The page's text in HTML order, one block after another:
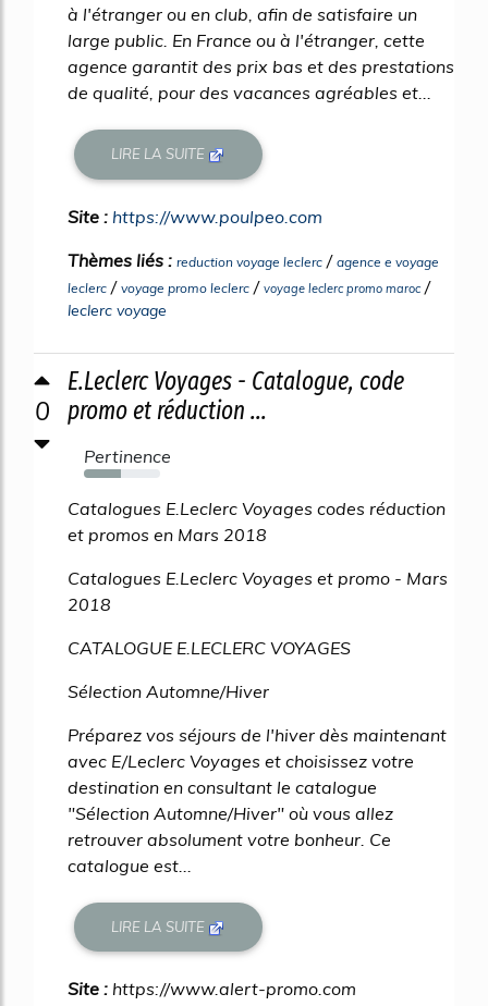
à l'étranger ou en club, afin de satisfaire un
large public. En France ou à l'étranger, cette
agence garantit des prix bas et des prestations
de qualité, pour des vacances agréables et...
LIRE LA SUITE
Site : https://www.poulpeo.com
Thèmes liés : reduction voyage leclerc / agence e voyage
leclerc / voyage promo leclerc / voyage leclerc promo maroc/
leclerc voyage
0
E.Leclerc Voyages - Catalogue, code
promo et réduction ...
Pertinence
48%
Catalogues E.Leclerc Voyages codes réduction
et promos en Mars 2018
Catalogues E.Leclerc Voyages et promo - Mars
2018
CATALOGUE E.LECLERC VOYAGES
Sélection Automne/Hiver
Préparez vos séjours de l'hiver dès maintenant
avec E/Leclerc Voyages et choisissez votre
destination en consultant le catalogue
"Sélection Automne/Hiver" où vous allez
retrouver absolument votre bonheur. Ce
catalogue est...
LIRE LA SUITE
Site : https://www.alert-promo.com